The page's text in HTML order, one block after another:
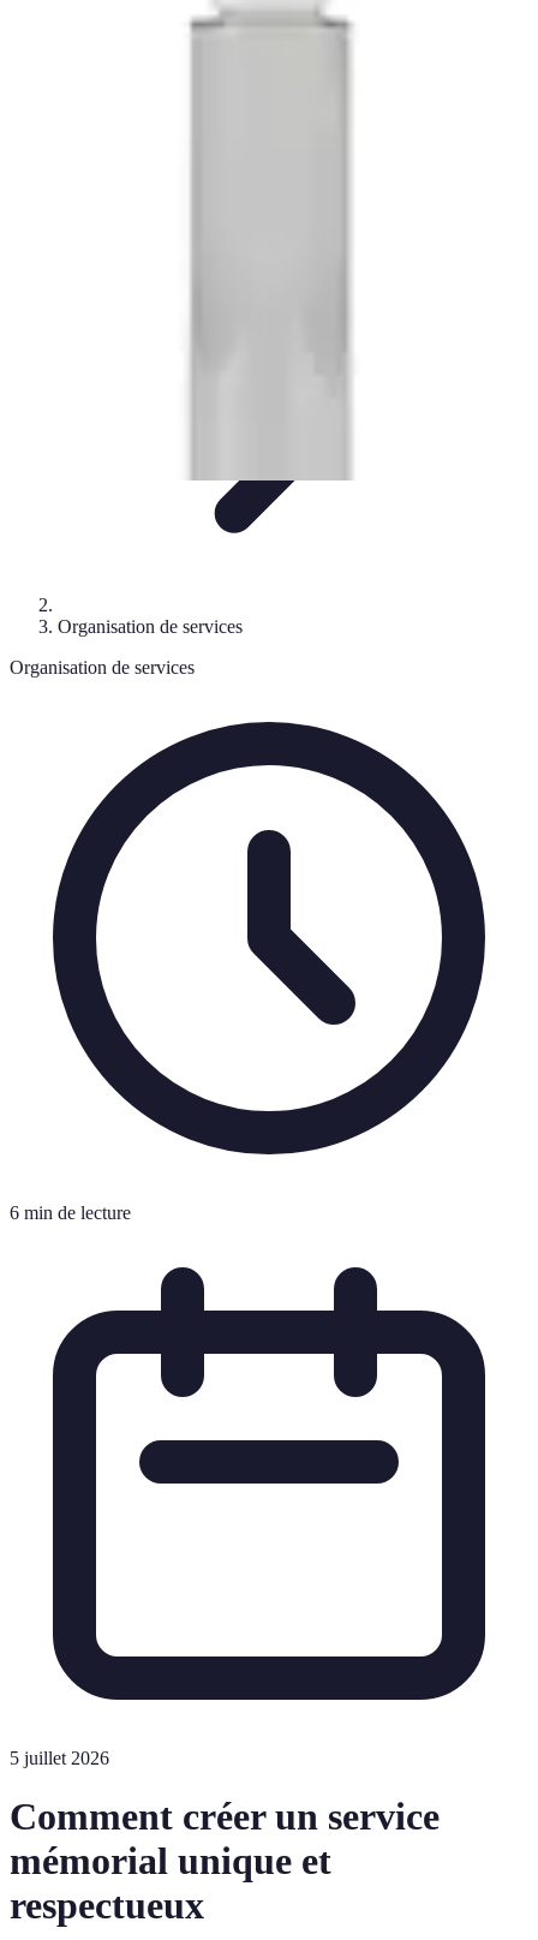
Organisation de services
Organisation de services
6 min de lecture
5 juillet 2026
Comment créer un service
mémorial unique et
respectueux